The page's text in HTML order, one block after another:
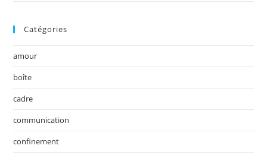
Catégories
amour
boîte
cadre
communication
confinement